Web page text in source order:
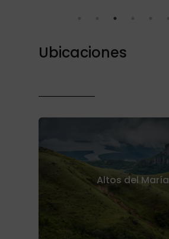
Ubicaciones
Altos del María